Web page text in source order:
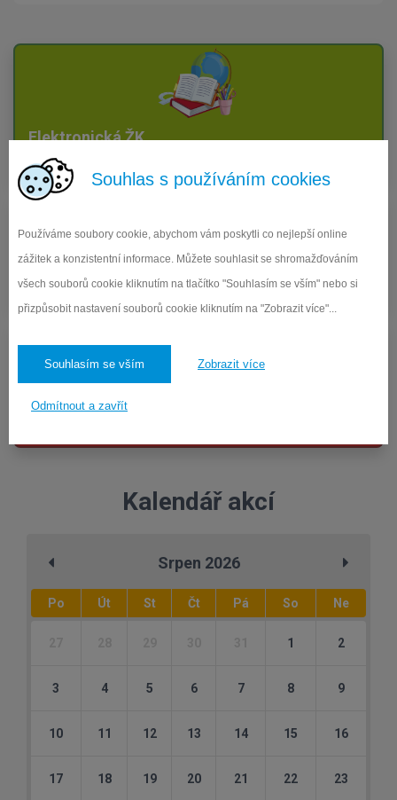
Souhlas s používáním cookies
Používáme soubory cookie, abychom vám poskytli co nejlepší online
zážitek a konzistentní informace. Můžete souhlasit se shromažďováním
všech souborů cookie kliknutím na tlačítko "Souhlasím se vším" nebo si
přizpůsobit nastavení souborů cookie kliknutím na "Zobrazit více"...
Souhlasím se vším Zobrazit více
Odmítnout a zavřít
Elektronická ŽK
Vstup do systému Edookit pro žáky a rodiče
Objednávka obědů
Přihlášení a odhlášení obědů pro strávníky
Interní info. systém
Kalendář akcí
Srpen 2026
Po Út St Čt Pá So Ne
1 2
3 4 5 6 7 8 9
10 11 12 13 14 15 16
17 18 19 20 21 22 23